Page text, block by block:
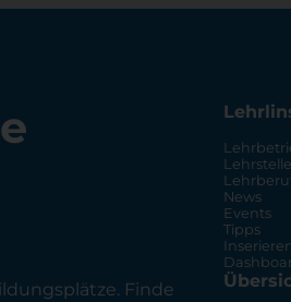
Finde
News
Events
Tipps
Inserieren